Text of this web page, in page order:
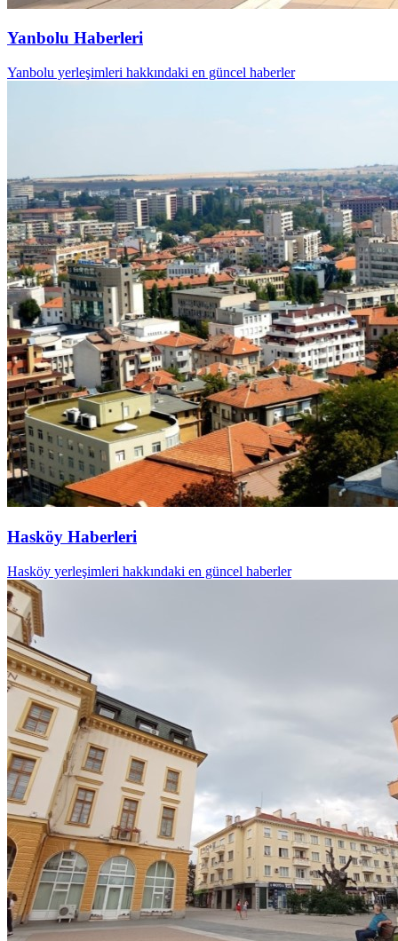
Yanbolu Haberleri
Yanbolu yerleşimleri hakkındaki en güncel haberler
Hasköy Haberleri
Hasköy yerleşimleri hakkındaki en güncel haberler